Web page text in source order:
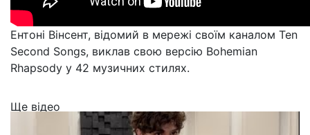
Ентоні Вінсент, відомий в мережі своїм каналом Ten
Second Songs, виклав свою версію Bohemian
Rhapsody у 42 музичних стилях.
Ще відео